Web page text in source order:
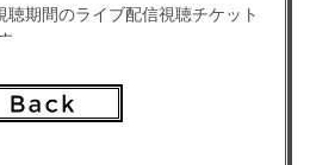
期間のライブ配信視聴チケット
。